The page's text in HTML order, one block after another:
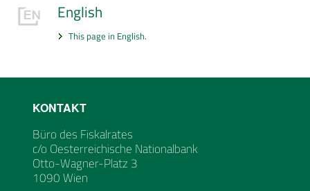
English
This page in English.
KONTAKT
Büro des Fiskalrates
c/o Oesterreichische Nationalbank
Otto-Wagner-Platz 3
1090 Wien